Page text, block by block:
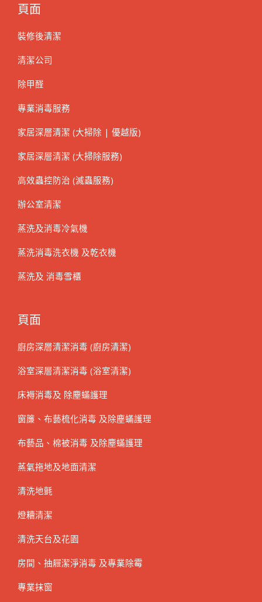
頁面
裝修後清潔
清潔公司
除甲醛
專業消毒服務
家居深層清潔 (大掃除 | 優越版)
家居深層清潔 (大掃除服務)
高效蟲控防治 (滅蟲服務)
辦公室清潔
蒸洗及消毒冷氣機
蒸洗消毒洗衣機 及乾衣機
蒸洗及 消毒雪櫃
頁面
廚房深層清潔消毒 (廚房清潔)
浴室深層清潔消毒 (浴室清潔)
床褥消毒及 除塵蟎護理
窗簾、布藝梳化消毒 及除塵蟎護理
布藝品、棉被消毒 及除塵蟎護理
蒸氣拖地及地面清潔
清洗地氈
燈糟清潔
清洗天台及花園
房間、抽屜潔淨消毒 及專業除霉
專業抹窗